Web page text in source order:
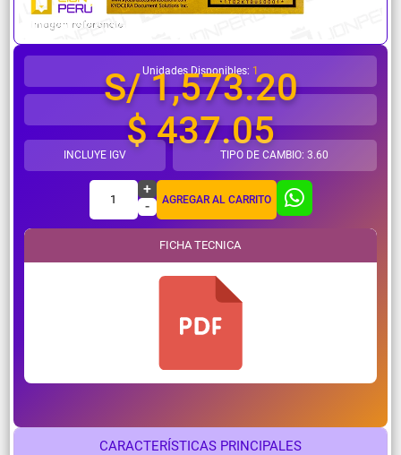
¿Necesitas ayuda?
CARACTERÍSTICAS PRINCIPALES
Unidades Disponibles: 1
S/ 1,573.20
$ 437.05
INCLUYE IGV TIPO DE CAMBIO: 3.60
1
+
-
AGREGAR AL CARRITO
FICHA TECNICA